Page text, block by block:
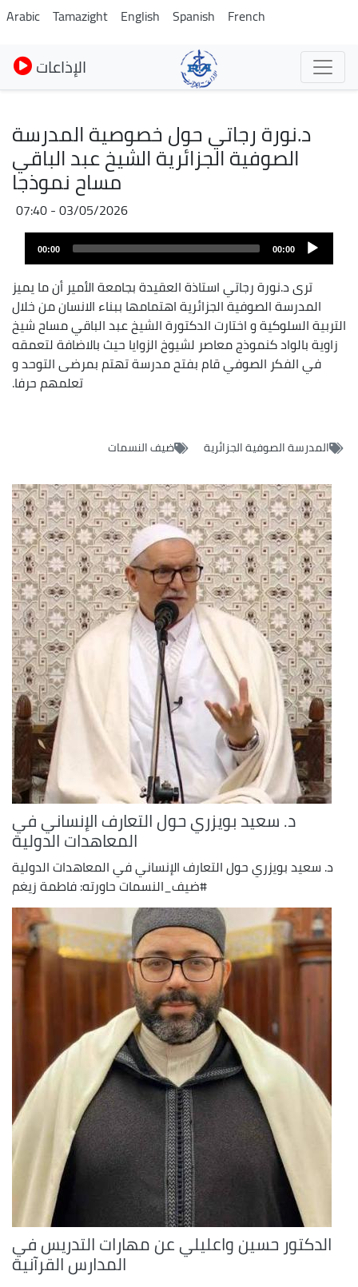
Skip
to
main
content
Arabic Tamazight English Spanish French
الإذاعات
د.نورة رجاتي حول خصوصية المدرسة
الصوفية الجزائرية الشيخ عبد الباقي
مساح نموذجا
03/05/2026 - 07:40
Fichier
audio
00:00
00:00
ترى د.نورة رجاتي استاذة العقيدة بجامعة الأمير أن ما يميز
المدرسة الصوفية الجزائرية اهتمامها ببناء الانسان من خلال
التربية السلوكية و اختارت الدكتورة الشيخ عبد الباقي مساح شيخ
زاوية بالواد كنموذج معاصر لشيوخ الزوايا حيث بالاضافة لتعمقه
في الفكر الصوفي قام بفتح مدرسة تهتم بمرضى التوحد و
تعلمهم حرفا.
المدرسة الصوفية الجزائرية ضيف النسمات
د. سعيد بويزري حول التعارف الإنساني في
المعاهدات الدولية
د. سعيد بويزري حول التعارف الإنساني في المعاهدات الدولية
#ضيف_النسمات حاورته: فاطمة زيغم
الدكتور حسين واعليلي عن مهارات التدريس في
المدارس القرآنية